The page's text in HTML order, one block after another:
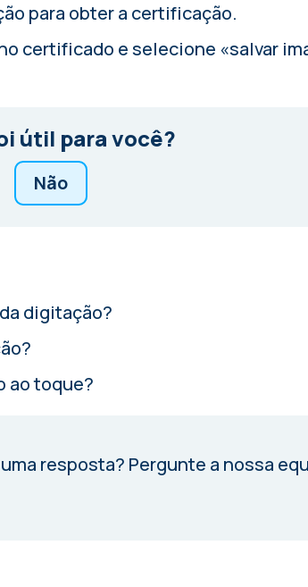
para obter a certificação.
certificado e selecione «salvar
útil para você?
Não
digitação?
ao toque?
resposta? Pergunte a nossa